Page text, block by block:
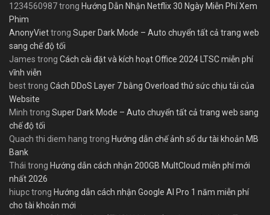
1234560987trong Hướng Dẫn Nhận Netflix 30 Ngày Miễn Phí Xem
Phim
AnonyViettrong Super Dark Mode – Auto chuyển tất cả trang web
sang chế độ tối
James trong Cách cài đặt và kích hoạt Office 2024 LTSC miễn phí
vĩnh viễn
besttrong Cách DDoS Layer 7 bằng Overload thử sức chịu tải của
Website
Minh trong Super Dark Mode – Auto chuyển tất cả trang web sang
chế độ tối
Quach thi diem hang trong Hướng dẫn chế ảnh số dư tài khoản MB
Bank
Thái trong Hướng dẫn cách nhận 200GB MultCloud miễn phí mới
nhất 2026
hiupctrong Hướng dẫn cách nhận Google AI Pro 1 năm miễn phí
cho tài khoản mới